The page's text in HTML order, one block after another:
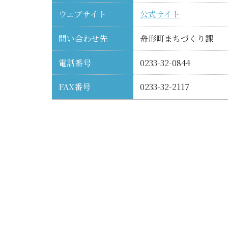
ウェブサイト 公式サイト
問い合わせ先 舟形町まちづくり課
電話番号 0233-32-0844
FAX番号 0233-32-2117